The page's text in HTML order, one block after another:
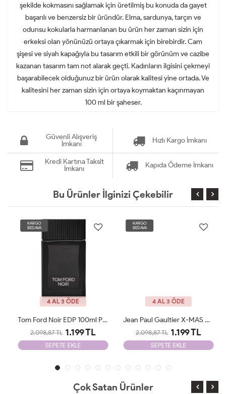
şekilde kokmasını sağlamak için üretilmiş bu konuda da gayet
başarılı ve benzersiz bir üründür. Elma, sardunya, tarçın ve
odunsu kokularla harmanlanan bu ürün her zaman sizin için
erkeksi olan yönünüzü ortaya çıkarmak için birebirdir. Cam
şişesi ve siyah kapağıyla bu tasarım etkili bir görünüm ve cazibe
kazanan tasarım tam not alarak geçti. Kadınların ilgisini çekmeyi
başarabilecek olduğunuz bir ürün olarak kalitesi yine ortada. Ve
kalitesini her zaman sizin için ortaya koymaktan kaçınmayan
100 ml bir şaheser.
Güvenli Alışveriş
İmkanı
Hızlı Kargo İmkanı
Kredi Kartına Taksit
İmkanı
Kapıda Ödeme İmkanı
Bu Ürünler İlginizi Çekebilir
KARGO
BEDAVA
4 AL 3 ÖDE
Tom Ford Noir EDP 100ml Parfüm Man Tester
2.098,87 TL 1.199 TL
SEPETE EKLE
KARGO
BEDAVA
4 AL 3 ÖDE
Jean Paul Gaultier X-MAS Edition 125 Ml Parfüm Man Tester
2.098,87 TL 1.199 TL
SEPETE EKLE
Çok Satan Ürünler